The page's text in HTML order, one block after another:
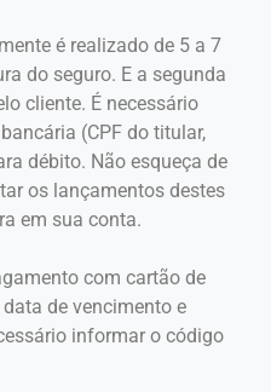
é realizado de 5 a 7
do seguro. E a segunda
cliente. É necessário
(CPF do titular,
débito. Não esqueça de
os lançamentos destes
em sua conta.
com cartão de
de vencimento e
informar o código